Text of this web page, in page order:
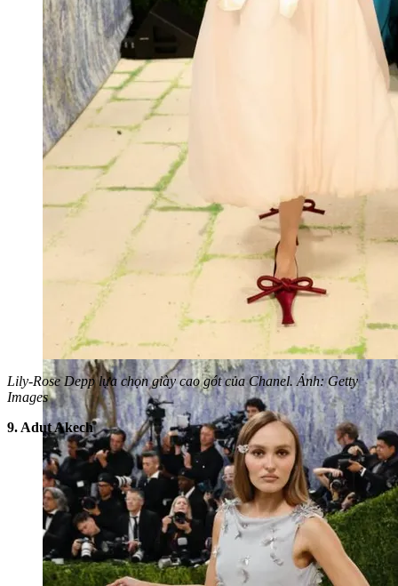
Lily-Rose Depp lựa chọn giày cao gót của Chanel. Ảnh: Getty
Images
9. Adut Akech